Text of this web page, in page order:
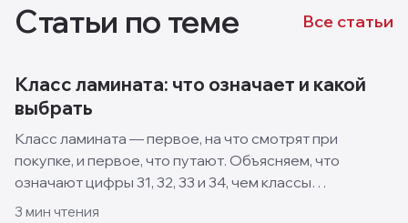
Статьи по теме Все статьи
Класс ламината: что означает и какой
выбрать
Класс ламината — первое, на что смотрят при
покупке, и первое, что путают. Объясняем, что
означают цифры 31, 32, 33 и 34, чем классы
отличаются и какой выбрать для квартиры, кухни и
3 мин чтения